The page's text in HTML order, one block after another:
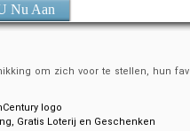
Nu Aan
om zich voor te stellen, hun
Gratis Loterij en Geschenken